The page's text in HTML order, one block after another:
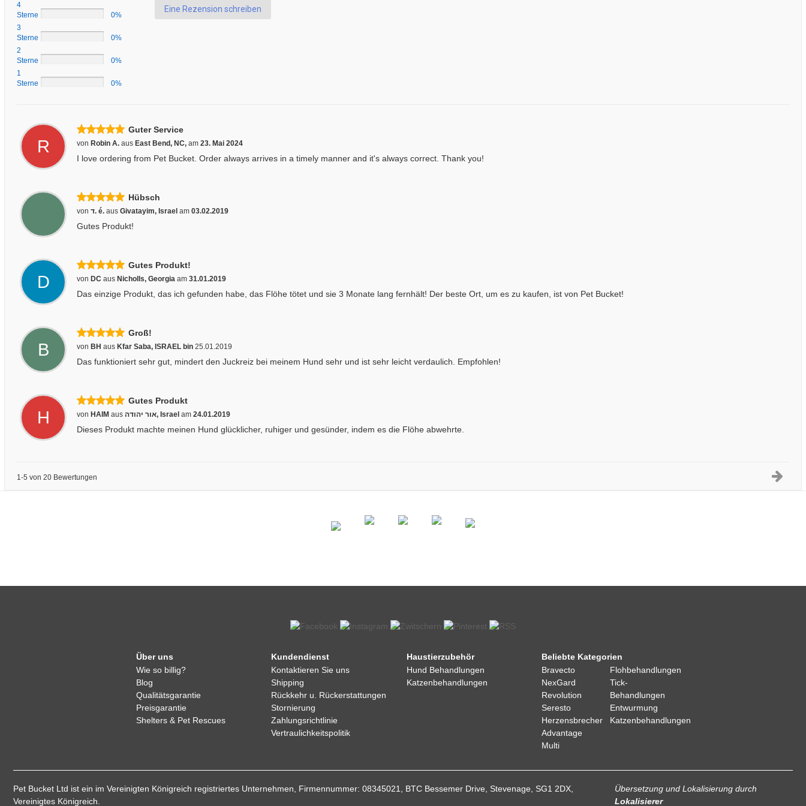
4
Sterne
0%
3
Sterne
0%
2
Sterne
0%
1
Sterne
0%
Eine Rezension schreiben
R
Guter Service
von Robin A. aus East Bend, NC, am 23. Mai 2024
I love ordering from Pet Bucket. Order always arrives in a timely manner and it's always correct. Thank you!
Hübsch
von ד. é. aus Givatayim, Israel am 03.02.2019
Gutes Produkt!
D
Gutes Produkt!
von DC aus Nicholls, Georgia am 31.01.2019
Das einzige Produkt, das ich gefunden habe, das Flöhe tötet und sie 3 Monate lang fernhält! Der beste Ort, um es zu kaufen, ist von Pet Bucket!
B
Groß!
von BH aus Kfar Saba, ISRAEL bin 25.01.2019
Das funktioniert sehr gut, mindert den Juckreiz bei meinem Hund sehr und ist sehr leicht verdaulich. Empfohlen!
H
Gutes Produkt
von HAIM aus אור יהודה, Israel am 24.01.2019
Dieses Produkt machte meinen Hund glücklicher, ruhiger und gesünder, indem es die Flöhe abwehrte.
1-5 von 20 Bewertungen
Über uns
Wie so billig?
Blog
Qualitätsgarantie
Preisgarantie
Shelters & Pet Rescues
Kundendienst
Kontaktieren Sie uns
Shipping
Rückkehr u. Rückerstattungen
Stornierung
Zahlungsrichtlinie
Vertraulichkeitspolitik
Haustierzubehör
Hund Behandlungen
Katzenbehandlungen
Beliebte Kategorien
Bravecto
NexGard
Revolution
Seresto
Herzensbrecher
Advantage
Multi
Flohbehandlungen
Tick-
Behandlungen
Entwurmung
Katzenbehandlungen
Pet Bucket Ltd ist ein im Vereinigten Königreich registriertes Unternehmen, Firmennummer: 08345021, BTC Bessemer Drive, Stevenage, SG1 2DX,
Vereinigtes Königreich.
Übersetzung und Lokalisierungdurch
Lokalisierer